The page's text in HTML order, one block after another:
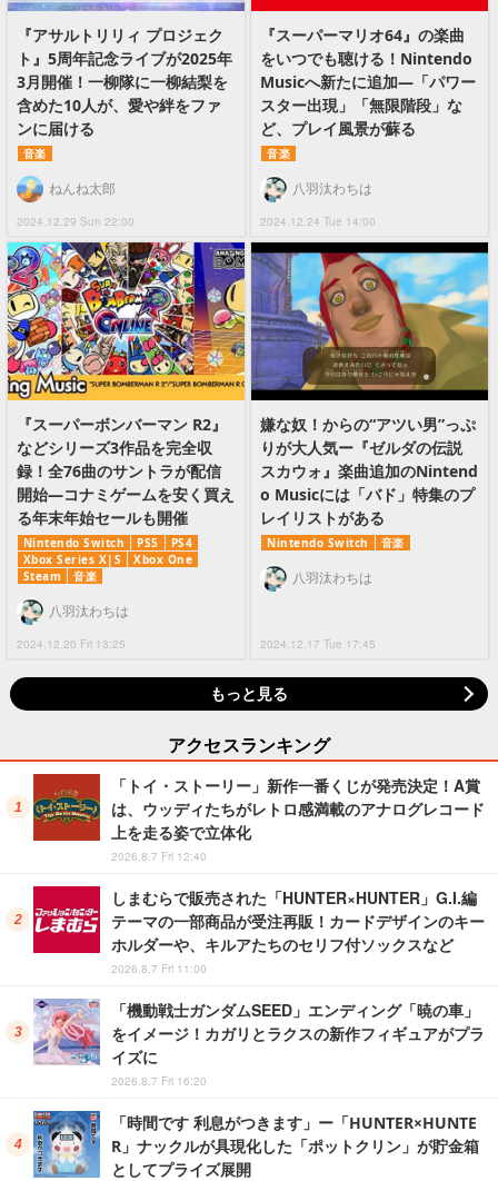
『アサルトリリィ プロジェク
ト』5周年記念ライブが2025年
3月開催！一柳隊に一柳結梨を
含めた10人が、愛や絆をファ
ンに届ける
音楽
2024.12.29 Sun 22:00
ねんね太郎
『スーパーマリオ64』の楽曲
をいつでも聴ける！Nintendo
Musicへ新たに追加―「パワー
スター出現」「無限階段」な
ど、プレイ風景が蘇る
音楽
2024.12.24 Tue 14:00
八羽汰わちは
『スーパーボンバーマン R2』
などシリーズ3作品を完全収
録！全76曲のサントラが配信
開始―コナミゲームを安く買え
る年末年始セールも開催
Nintendo Switch PS5
PS4
Xbox Series X|S
Xbox One
Steam
音楽
2024.12.20 Fri 13:25
八羽汰わちは
嫌な奴！からの“アツい男”っぷ
りが大人気ー『ゼルダの伝説
スカウォ』楽曲追加のNintend
o Musicには「バド」特集のプ
レイリストがある
Nintendo Switch 音楽
2024.12.17 Tue 17:45
八羽汰わちは
もっと見る
アクセスランキング
「トイ・ストーリー」新作一番くじが発売決定！A賞
は、ウッディたちがレトロ感満載のアナログレコード
上を走る姿で立体化
2026.8.7 Fri 12:40
しまむらで販売された「HUNTER×HUNTER」G.I.編
テーマの一部商品が受注再販！カードデザインのキー
ホルダーや、キルアたちのセリフ付ソックスなど
2026.8.7 Fri 11:00
「機動戦士ガンダムSEED」エンディング「暁の車」
をイメージ！カガリとラクスの新作フィギュアがプラ
イズに
2026.8.7 Fri 16:20
「時間です 利息がつきます」ー「HUNTER×HUNTE
R」ナックルが具現化した「ポットクリン」が貯金箱
としてプライズ展開